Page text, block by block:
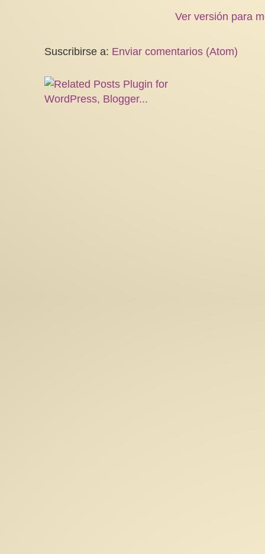
Ver versión para
Suscribirse a: Enviar comentarios (Atom)